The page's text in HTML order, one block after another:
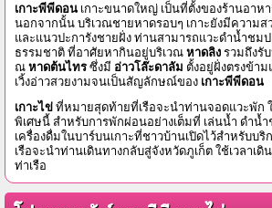
เกาะพีพีดอน เกาะขนาดใหญ่ เป็นที่ตั้งของร้านอาห
นอกจากนั้น บริเวณชายหาดรอบๆ เกาะยังมีความ
และแนวปะการังชายฝั่ง ท่านสามารถแวะดำน้ำชม
ธรรมชาติ ที่อาศัยหากินอยู่บริเวณ หาดลิง รวมถึงรั
ณ หาดต้นไทร ซึ่งมี อ่าวโล๊ะดาลัม ตั้งอยู่ฝั่งตรงข้า
เวิ้งอ่าวสวยงามจนเป็นสัญลักษณ์ของ เกาะพีพีดอน
เกาะไข่ ที่หมายสุดท้ายที่เรือจะนำท่านจอดแวะพัก
พิเศษนี้ สำหรับการพักผ่อนอย่างเต็มที่ เล่นน้ำ ดำน้
เครื่องดื่มในบาร์บนเกาะที่ชาวบ้านเปิดไว้สำหรับบ
เรือจะนำท่านเดินทางกลับสู่จังหวัดภูเก็ต ใช้เวลาเดิ
ท่าเรือ